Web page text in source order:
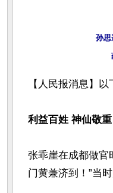
孙思
【人民报消息】
利益百姓 神仙敬重
张乖崖在成都做官
门黄兼济到！”当